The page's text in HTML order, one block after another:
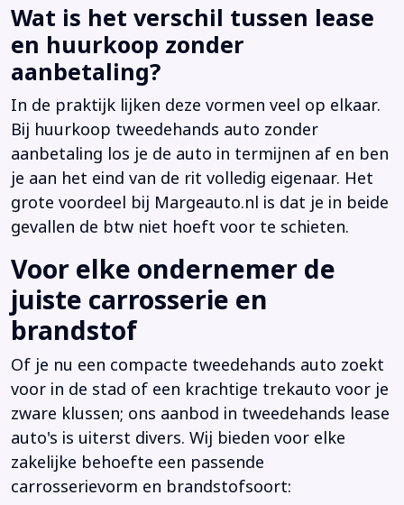
Wat is het verschil tussen lease
en huurkoop zonder
aanbetaling?
In de praktijk lijken deze vormen veel op elkaar.
Bij huurkoop tweedehands auto zonder
aanbetaling los je de auto in termijnen af en ben
je aan het eind van de rit volledig eigenaar. Het
grote voordeel bij Margeauto.nl is dat je in beide
gevallen de btw niet hoeft voor te schieten.
Voor elke ondernemer de
juiste carrosserie en
brandstof
Of je nu een compacte tweedehands auto zoekt
voor in de stad of een krachtige trekauto voor je
zware klussen; ons aanbod in tweedehands lease
auto's is uiterst divers. Wij bieden voor elke
zakelijke behoefte een passende
carrosserievorm en brandstofsoort: